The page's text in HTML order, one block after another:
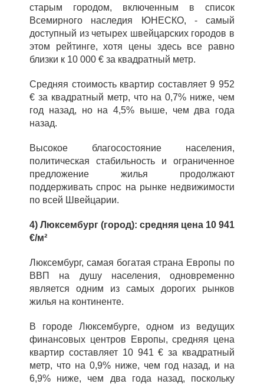
старым городом, включенным в список
Всемирного наследия ЮНЕСКО, - самый
доступный из четырех швейцарских городов в
этом рейтинге, хотя цены здесь все равно
близки к 10 000 € за квадратный метр.
Средняя стоимость квартир составляет 9 952
€ за квадратный метр, что на 0,7% ниже, чем
год назад, но на 4,5% выше, чем два года
назад.
Высокое благосостояние населения,
политическая стабильность и ограниченное
предложение жилья продолжают
поддерживать спрос на рынке недвижимости
по всей Швейцарии.
4) Люксембург (город): средняя цена 10 941
€/м²
Люксембург, самая богатая страна Европы по
ВВП на душу населения, одновременно
является одним из самых дорогих рынков
жилья на континенте.
В городе Люксембурге, одном из ведущих
финансовых центров Европы, средняя цена
квартир составляет 10 941 € за квадратный
метр, что на 0,9% ниже, чем год назад, и на
6,9% ниже, чем два года назад, поскольку